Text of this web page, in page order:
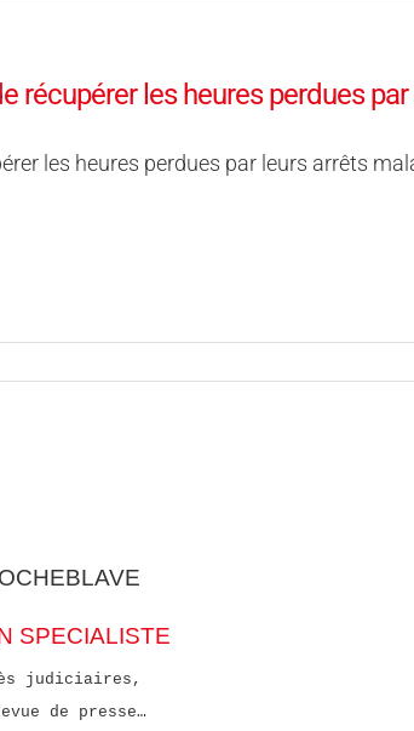
récupérer les heures perdues
les heures perdues par leurs arrêts
SPECIALISTE
judiciaires,
de presse…